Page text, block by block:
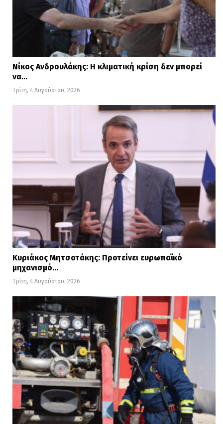
Νίκος Ανδρουλάκης: Η κλιματική κρίση δεν μπορεί
να…
Τρίτη, 4 Αυγούστου, 2026
Κυριάκος Μητσοτάκης: Προτείνει ευρωπαϊκό
μηχανισμό…
Τρίτη, 4 Αυγούστου, 2026